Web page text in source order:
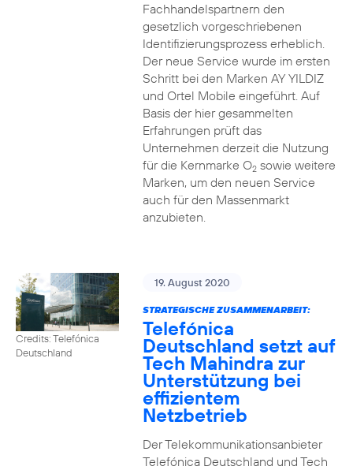
Fachhandelspartnern den
gesetzlich vorgeschriebenen
Identifizierungsprozess erheblich.
Der neue Service wurde im ersten
Schritt bei den Marken AY YILDIZ
und Ortel Mobile eingeführt. Auf
Basis der hier gesammelten
Erfahrungen prüft das
Unternehmen derzeit die Nutzung
für die Kernmarke O2sowie weitere
Marken, um den neuen Service
auch für den Massenmarkt
anzubieten.
Credits: Telefónica
Deutschland
19. August 2020
STRATEGISCHE ZUSAMMENARBEIT:
Telefónica
Deutschland setzt auf
Tech Mahindra zur
Unterstützung bei
effizientem
Netzbetrieb
Der Telekommunikationsanbieter
Telefónica Deutschland und Tech